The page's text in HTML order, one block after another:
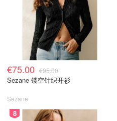
€75.00 €95.00
Sezane 镂空针织开衫
Sezane
8